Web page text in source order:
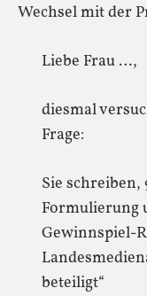
Wechsel mit der
Liebe Frau …,
diesmal
Frage:
Sie schreiben,
Formulierung
Gewinnspiel-
beteiligt“